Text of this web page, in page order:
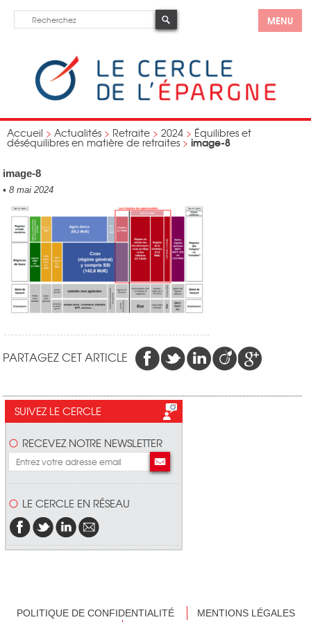
MENU
Accueil > Actualités > Retraite > 2024 > Équilibres et
déséquilibres en matière de retraites > image-8
image-8
• 8 mai 2024
PARTAGEZ CET ARTICLE
SUIVEZ LE CERCLE
RECEVEZ NOTRE NEWSLETTER
LE CERCLE EN RÉSEAU
POLITIQUE DE CONFIDENTIALITÉ
MENTIONS LÉGALES